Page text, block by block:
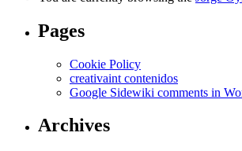
Pages
Cookie Policy
creativaint contenidos
Google Sidewiki comments in
Archives